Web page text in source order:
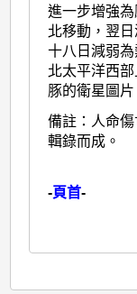
進一步增強
北移動，翌
十八日減弱
北太平洋西
豚的衛星圖片
備註：人命
輯錄而成。
-頁首-